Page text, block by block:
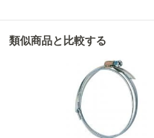
類似商品と比較する